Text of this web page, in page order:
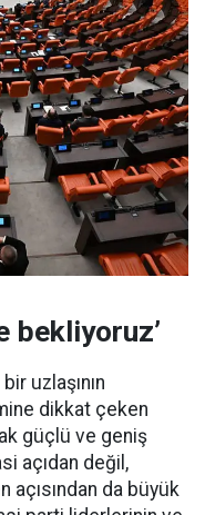
bekliyoruz’
uzlaşının
dikkat çeken
güçlü ve geniş
açıdan değil,
da büyük